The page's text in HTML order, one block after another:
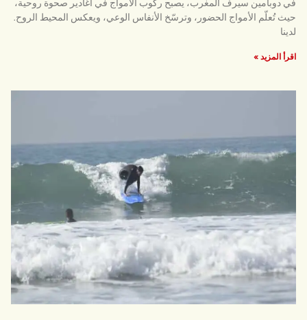
في دوبامين سيرف المغرب، يصبح ركوب الأمواج في أغادير صحوة روحية،
حيث تُعلّم الأمواج الحضور، وترسّخ الأنفاس الوعي، ويعكس المحيط الروح.
لدينا
اقرأ المزيد »